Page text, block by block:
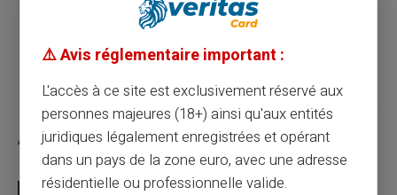
Articles similaires
⚠️ Avis réglementaire important :
L'accès à ce site est exclusivement réservé aux
personnes majeures (18+) ainsi qu'aux entités
juridiques légalement enregistrées et opérant
dans un pays de la zone euro, avec une adresse
résidentielle ou professionnelle valide.